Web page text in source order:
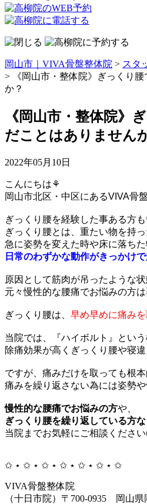
岡山市｜VIVA骨盤整体院 > スタ
>
《岡山市・整体院》ぎっくり
か？
《岡山市・整体院》
だことはありません
2022年05月10日
こんにちは⚘
岡山市北区・中区にあるVIVA骨
ぎっくり腰を経験した事ある方
ぎっくり腰とは、重たい物を持っ
日常のわずかな動作がきっかけ
原因として筋肉が吊ったような状
元々慢性的な腰痛でお悩みの方
ぎっくり腰は、 早め早めに痛み
当院では、『ハイボルト』とい
除痛効果が高くぎっくり腰や寝
ですが、痛みだけを取っても根
痛みを繰り返さない為には姿勢
慢性的な腰痛でお悩みの方
ぎっくり腰を繰り返している方
当院までお気軽にご相談ください
✩ ⋆ ✩ ⋆ ✩ ⋆ ✩ ⋆ ✩ ⋆ ✩ ⋆ ✩
VIVA骨盤整体院
（十日市院）〒700-0935 岡山県